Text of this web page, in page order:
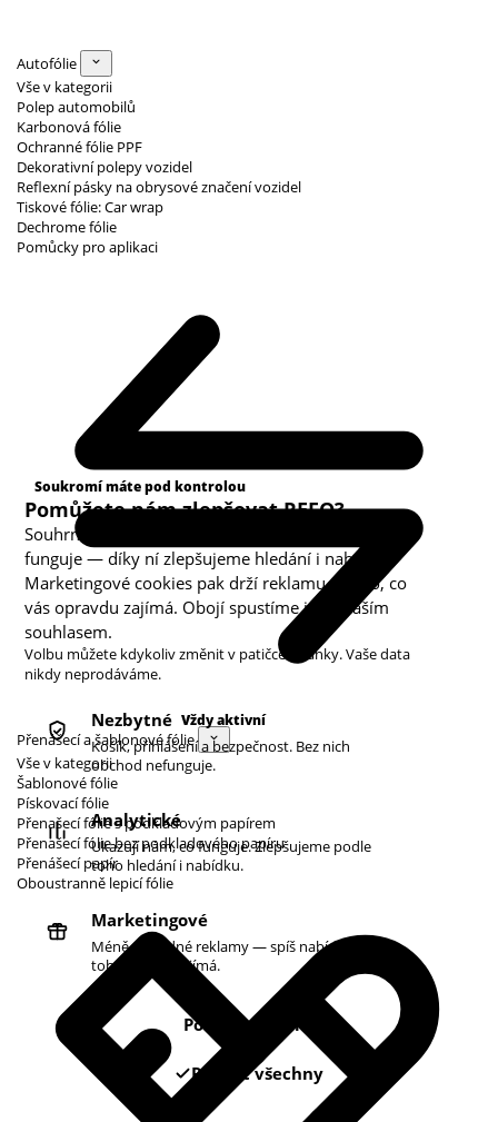
Autofólie
Vše v kategorii
Polep automobilů
Karbonová fólie
Ochranné fólie PPF
Dekorativní polepy vozidel
Reflexní pásky na obrysové značení vozidel
Tiskové fólie: Car wrap
Dechrome fólie
Pomůcky pro aplikaci
Přenášecí a šablonové fólie
Vše v kategorii
Šablonové fólie
Pískovací fólie
Přenašecí fólie s podkladovým papírem
Přenašecí fólie bez podkladového papíru
Přenášecí papír
Oboustranně lepicí fólie
Soukromí máte pod kontrolou
Pomůžete nám zlepšovat REFO?
Souhrnná analytika nám ukazuje, co v obchodě
funguje — díky ní zlepšujeme hledání i nabídku.
Marketingové cookies pak drží reklamu u toho, co
vás opravdu zajímá. Obojí spustíme jen s vaším
souhlasem.
Volbu můžete kdykoliv změnit v patičce stránky. Vaše data
nikdy neprodáváme.
Kategorie cookies
Nezbytné Vždy aktivní
Košík, přihlášení a bezpečnost. Bez nich
obchod nefunguje.
Analytické
Ukazují nám, co funguje. Zlepšujeme podle
toho hledání i nabídku.
Marketingové
Méně náhodné reklamy — spíš nabídky podle
toho, co vás zajímá.
Pouze nezbytné
Povolit všechny